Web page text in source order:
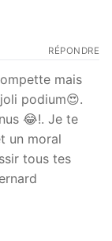
RÉPONDRE
mais
podium😍.
😂!. Je te
un moral
tous tes